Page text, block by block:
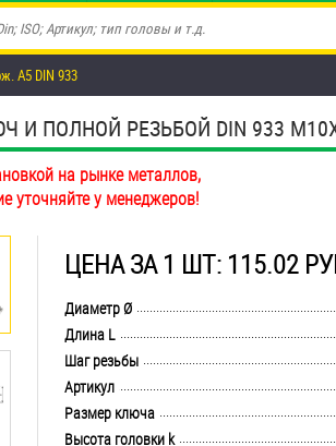
А5 DIN 933
ПОЛНОЙ РЕЗЬБОЙ DIN 933
на рынке металлов,
уточняйте у менеджеров!
ЦЕНА ЗА 1 ШТ: 115.02
Диаметр Ø
Длина L
Шаг резьбы
Артикул
Размер ключа
Высота головки k